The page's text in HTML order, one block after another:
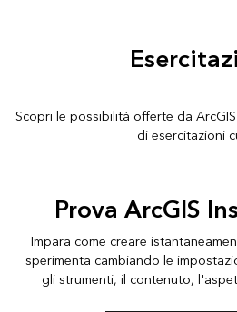
Scopri le possibilità offerte da
di esercitazioni
Prova ArcGIS
Impara come creare
sperimenta cambiando le
gli strumenti, il contenuto,